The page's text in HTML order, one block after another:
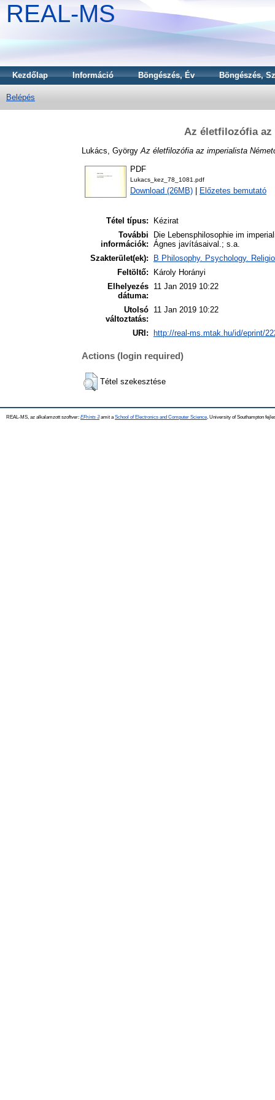
REAL-MS
Kezdőlap Információ Böngészés, Év Böngészés,
Belépés
Az életfilozófia az
Lukács, György Az életfilozófia az imperialista
PDF
Lukacs_kez_78_1081.pdf
Download (26MB) Előzetes bemutató
Tétel típus:
Kézirat
További
információk:
Die Lebensphilosophie im
Ágnes javításaival.; s.a.
Szakterület(ek):
B Philosophy. Psychology.
Feltöltő:
Károly Horányi
Elhelyezés
dátuma:
11 Jan 2019 10:22
Utolsó
változtatás:
11 Jan 2019 10:22
URI: http://real-ms.mtak.hu/id/eprint/
Actions (login required)
Tétel szekesztése
REAL-MS, az alkalamzott szoftver: EPrints 3amit a School of Electronics and Computer Science , University of Southampton